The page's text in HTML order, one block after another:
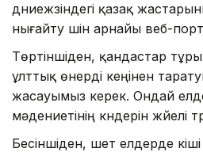
дүниежүзіндегі қазақ
нығайту үшін арнайы веб-
Төртіншіден, қандастар
ұлттық өнерді кеңінен
жасауымыз керек. Ондай
мәдениетінің күндерін жүйелі
Бесіншіден, шет елдерде